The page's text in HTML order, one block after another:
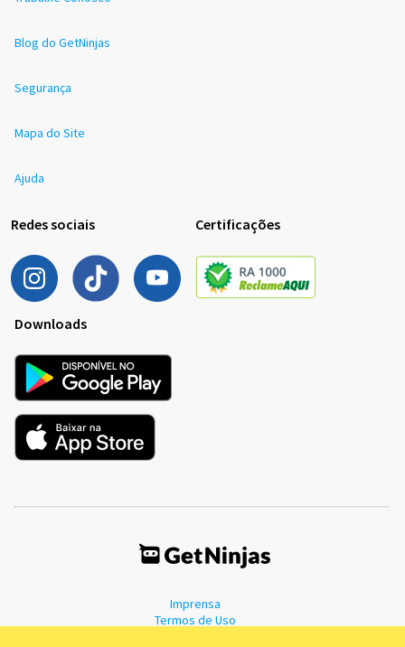
Blog do GetNinjas
Segurança
Mapa do Site
Ajuda
Redes sociais Certificações
Downloads
Imprensa
Termos de Uso